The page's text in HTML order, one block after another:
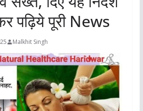
पढ़िये पूरी News
Malkhit Singh